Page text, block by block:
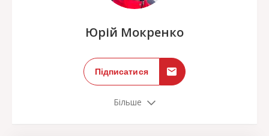
Юрій Мокренко
Підписатися
Більше